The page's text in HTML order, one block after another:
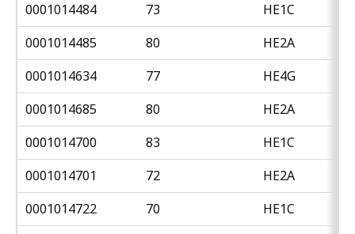
0001014484
73
HE1C
0001014485
80
HE2A
0001014634
77
HE4G
0001014685
80
HE2A
0001014700
83
HE1C
0001014701
72
HE2A
0001014722
70
HE1C